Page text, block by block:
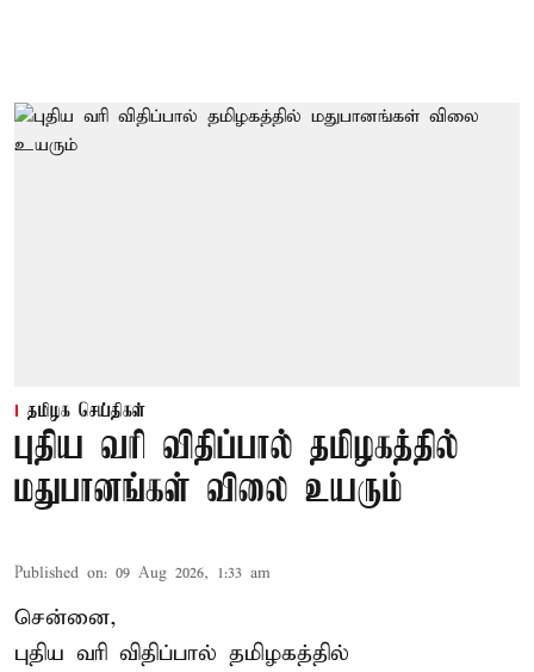
தமிழக செய்திகள்
புதிய வரி விதிப்பால் தமிழகத்தில்
மதுபானங்கள் விலை உயரும்
Published on: 09 Aug 2026, 1:33 am
சென்னை,
புதிய வரி விதிப்பால் தமிழகத்தில்